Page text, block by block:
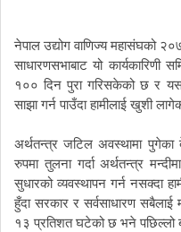
नेपाल उद्योग वाणिज्य महासंघको
साधारणसभाबाट यो कार्यकारिणी
१०० दिन पुरा गरिसकेको छ र
साझा गर्न पाउँदा हामीलाई खुशी
अर्थतन्त्र जटिल अवस्थामा पुगेका
रुपमा तुलना गर्दा अर्थतन्त्र मन्दीमा
सुधारको व्यवस्थापन गर्न नसक्दा
हुँदा सरकार र सर्वसाधारण सबैलाई
१३ प्रतिशत घटेको छ भने पछिल्लो